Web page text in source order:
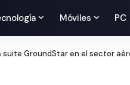
Móviles PC
suite GroundStar en el sector